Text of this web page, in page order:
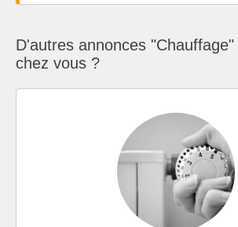
D'autres annonces
chez vous ?